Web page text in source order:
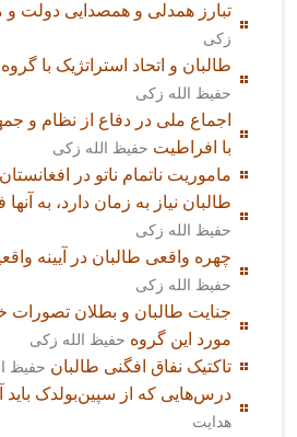
تبارز همدلی و همصدایی دولت
زکی
طالبان و اتحاد استراتژیک با
حفیظ الله زکی
اجماع ملی در دفاع از نظام و
با افراطیت حفیظ الله زکی
ماموریت ناتمام ناتو در افغانستان
طالبان نیاز به زمان دارد، به
حفیظ الله زکی
چهره واقعی طالبان در آیینه
حفیظ الله زکی
جنایت طالبان و بطلان تصورات
مورد این گروه حفیظ الله زکی
تاکتیک نفاق افگنی طالبان حفیظ
درس‌هایی که از سپین‌بولدک
هدایت